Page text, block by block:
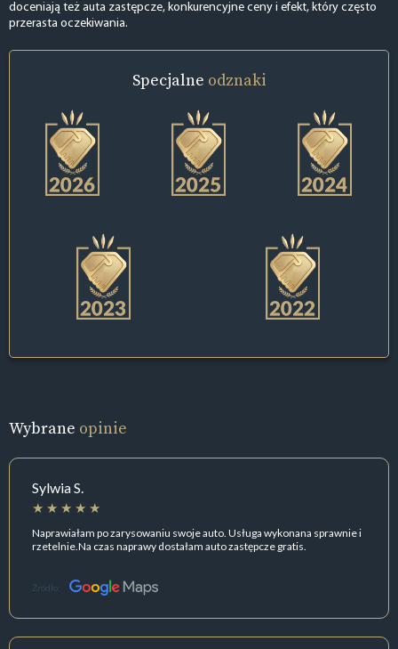
doceniają też auta zastępcze, konkurencyjne ceny i efekt, który często
przerasta oczekiwania.
Specjalne odznaki
Wybrane opinie
Sylwia S.
Naprawiałam po zarysowaniu swoje auto. Usługa wykonana sprawnie i
rzetelnie.Na czas naprawy dostałam auto zastępcze gratis.
Źródło: